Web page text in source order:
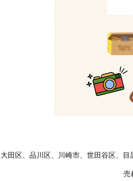
大田区、品川区、川崎市、世田谷区、
売